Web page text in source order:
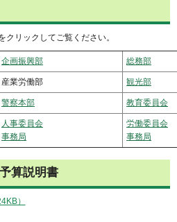
リックしてご覧ください。
企画振興部 総務部
産業労働部 観光部
警察本部 教育委員会
人事委員会
事務局
労働委員会
事務局
算説明書
）